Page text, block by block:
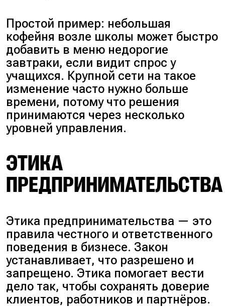
Простой пример: небольшая
кофейня возле школы может быстро
добавить в меню недорогие
завтраки, если видит спрос у
учащихся. Крупной сети на такое
изменение часто нужно больше
времени, потому что решения
принимаются через несколько
уровней управления.
ЭТИКА
ПРЕДПРИНИМАТЕЛЬСТВА
Этика предпринимательства — это
правила честного и ответственного
поведения в бизнесе. Закон
устанавливает, что разрешено и
запрещено. Этика помогает вести
дело так, чтобы сохранять доверие
клиентов, работников и партнёров.